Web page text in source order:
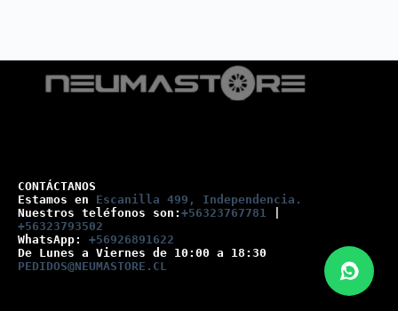
CONTÁCTANOS
Estamos en Escanilla 499, Independencia.
Nuestros teléfonos son: +56323767781
+56323793502
WhatsApp: +56926891622
De Lunes a Viernes de 10:00 a 18:30
PEDIDOS@NEUMASTORE.CL